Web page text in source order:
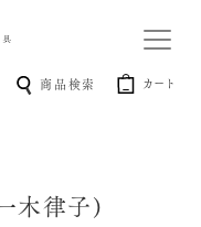
商品検索 カート
木律子)